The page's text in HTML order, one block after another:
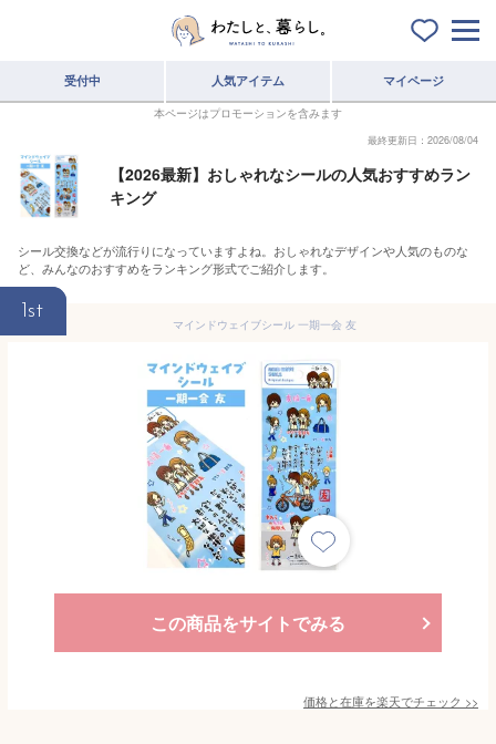
受付中 人気アイテム マイページ
本ページはプロモーションを含みます
最終更新日：2026/08/04
【2026最新】おしゃれなシールの人気おすすめラン
キング
シール交換などが流行りになっていますよね。おしゃれなデザインや人気のものな
ど、みんなのおすすめをランキング形式でご紹介します。
1st
マインドウェイブシール 一期一会 友
この商品をサイトでみる
価格と在庫を楽天でチェック >>